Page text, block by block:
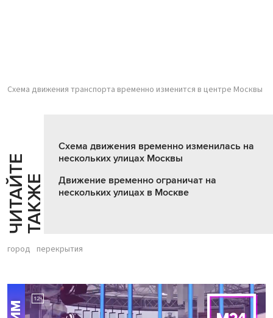
Схема движения транспорта временно изменится в центре Москвы
Ч
И
Т
АЙ
Т
Е
Т
А
К
ЖЕ
Схема движения временно изменилась на
нескольких улицах Москвы
Движение временно ограничат на
нескольких улицах в Москве
город перекрытия